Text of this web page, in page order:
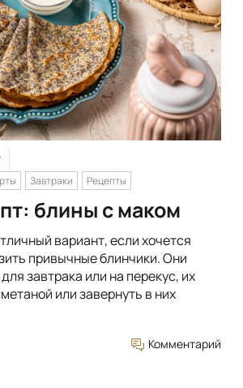
Завтраки Рецепты
блины с маком
вариант, если хочется
привычные блинчики. Они
завтрака или на перекус, их
или завернуть в них
Комментарий